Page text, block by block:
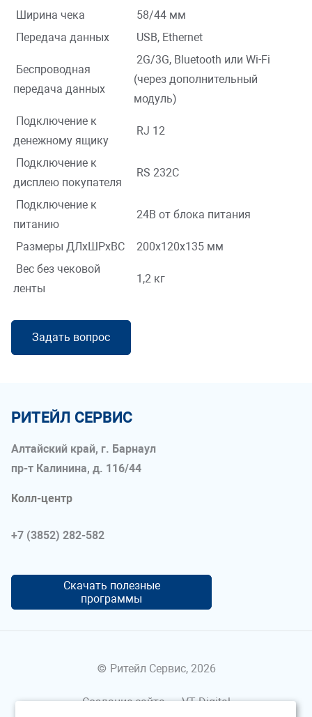
Ширина чека
58/44 мм
Передача данных
USB, Ethernet
Беспроводная
передача данных
2G/3G, Bluetooth или Wi-Fi
(через дополнительный
модуль)
Подключение к
денежному ящику
RJ 12
Подключение к
дисплею покупателя
RS 232C
Подключение к
питанию
24В от блока питания
Размеры ДЛхШРхВС
200х120х135 мм
Вес без чековой
ленты
1,2 кг
Задать вопрос
РИТЕЙЛ СЕРВИС
Алтайский край, г. Барнаул
пр-т Калинина, д. 116/44
Колл-центр
+7 (3852) 282-582
Скачать полезные
программы
© Ритейл Сервис, 2026
Создание сайта —VT Digital